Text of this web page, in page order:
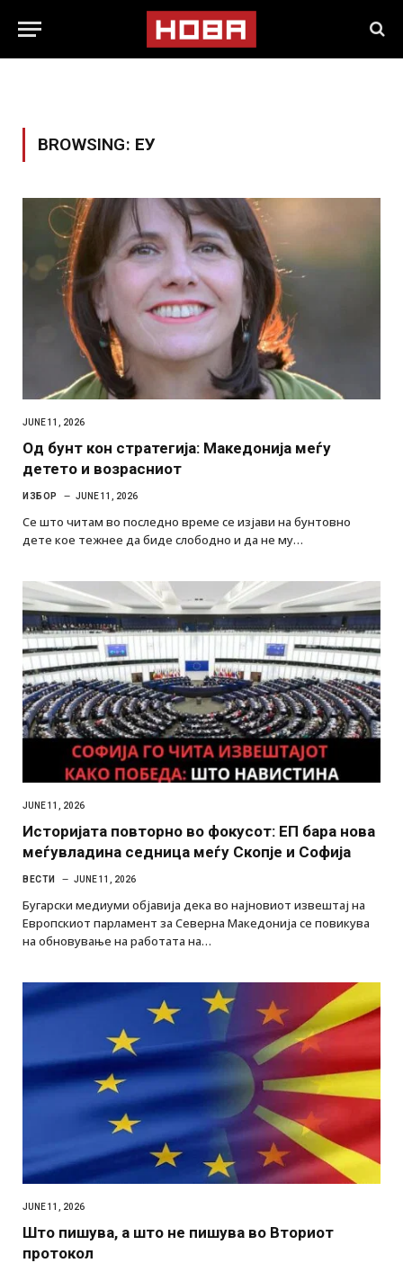
BROWSING: ЕУ
JUNE 11, 2026
Од бунт кон стратегија: Македонија меѓу
детето и возрасниот
ИЗБОР JUNE 11, 2026
Се што читам во последно време се изјави на бунтовно
дете кое тежнее да биде слободно и да не му…
JUNE 11, 2026
Историјата повторно во фокусот: ЕП бара нова
меѓувладина седница меѓу Скопје и Софија
ВЕСТИ JUNE 11, 2026
Бугарски медиуми објавија дека во најновиот извештај на
Европскиот парламент за Северна Македонија се повикува
на обновување на работата на…
JUNE 11, 2026
Што пишува, а што не пишува во Вториот
протокол